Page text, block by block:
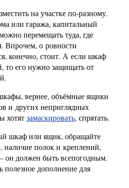
на участке по-разному.
или гаража, капитальный
перемещать туда, где
Впрочем, о ровности
конечно, стоит. А если шкаф
то его нужно защищать от
вернее, объёмные ящики
и других неприглядных
хотятзамаскировать, спрятать.
шкаф или ящик, обращайте
наличие полок и креплений,
он должен быть всепогодным.
дополнение для